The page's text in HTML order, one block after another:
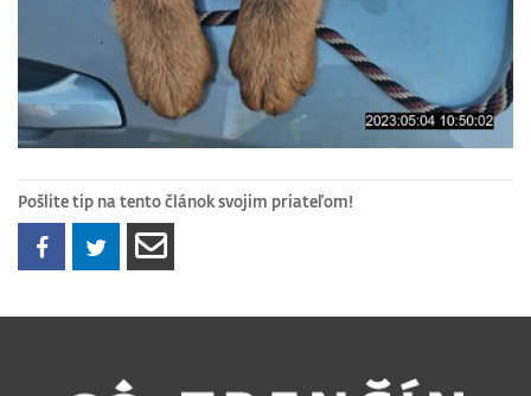
Pošlite tip na tento článok svojim priateľom!